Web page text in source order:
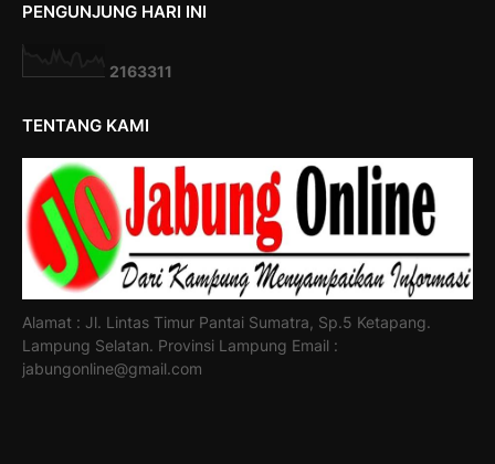
PENGUNJUNG HARI INI
2163311
TENTANG KAMI
Alamat : Jl. Lintas Timur Pantai Sumatra, Sp.5 Ketapang.
Lampung Selatan. Provinsi Lampung Email :
jabungonline@gmail.com